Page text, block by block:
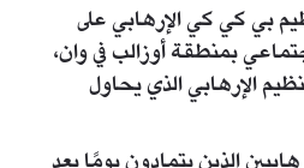
بي كي كي الإرهابي على
بمنطقة أوزالب في وان،
الإرهابي الذي يحاول